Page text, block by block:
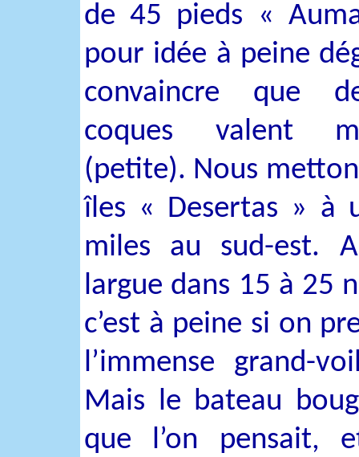
de 45 pieds «
pour idée à peine
convaincre que
coques valent
(petite). Nous
îles « Desertas » à
miles au sud-est.
largue dans 15 à 25
c’est à peine si on
l’immense grand-
Mais le bateau
que l’on pensait,